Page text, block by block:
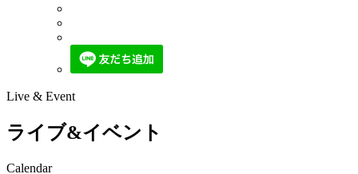
Live & Event
ライブ&イベント
Calendar